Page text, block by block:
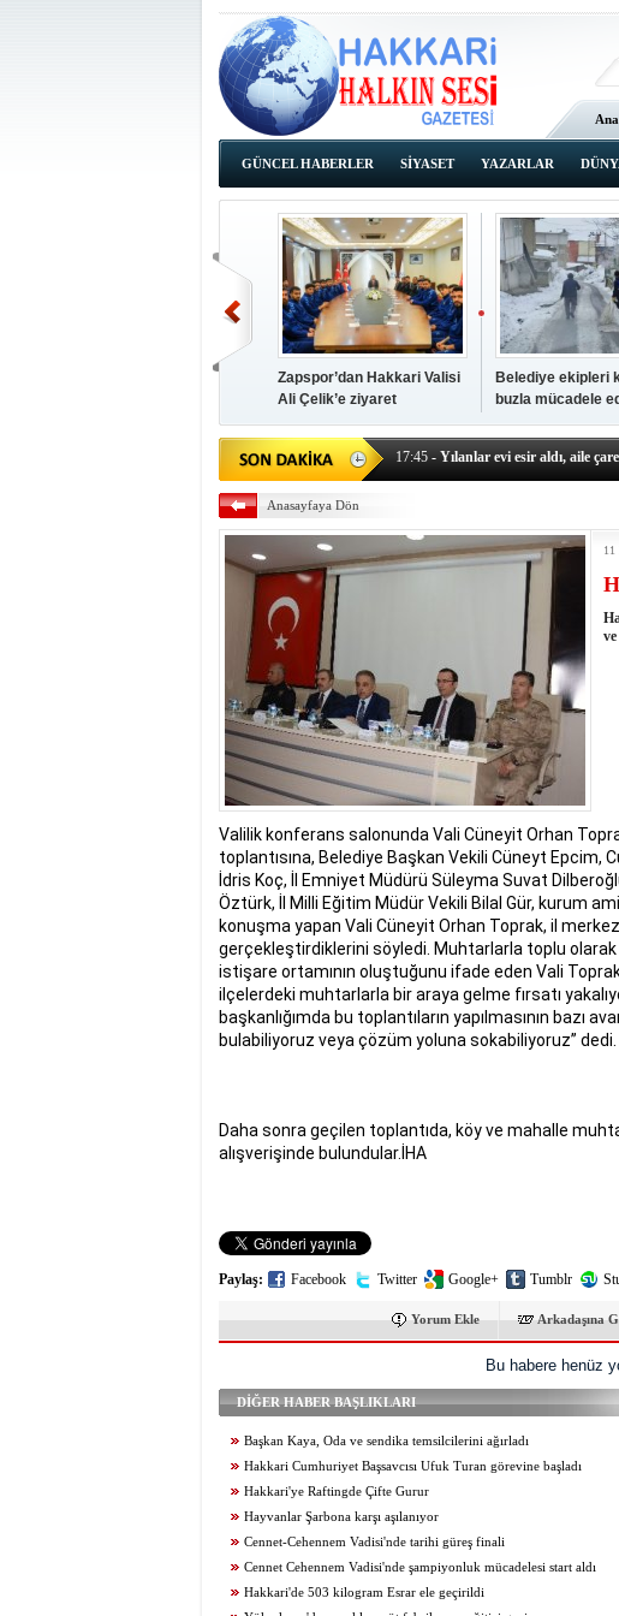
GÜNCEL HABERLER SİYASET YAZARLAR
Zapspor’dan Hakkari Valisi
Ali Çelik’e ziyaret
Belediye ekipleri
buzla mücadele
17:45 - Yılanlar evi esir aldı, aile
17:43- Hakkari Cumhuriyet
17:37- Başkan Büyüksu:
17:35- Hakkari'ye Raftingde Çifte
- Dağcı Yüksel Işık'ın izini
- Hayvanlar Şarbona karşı
- Hakkari'de yaz ortasında
- Cennet-Cehennem
19:19
- CHP Hakkari ve 26 il
19:17
- Cennet Cehennem
19:13- Bakan Yardımcısı Çelik,
19:10- Hakkari'de 503 kilogram
- Bakan Yardımcısı Ali Çelik
Anasayfaya Dön
11
Valilik konferans salonunda Vali Cüneyit Orhan
toplantısına, Belediye Başkan Vekili Cüneyt Epcim,
İdris Koç, İl Emniyet Müdürü Süleyma Suvat
Öztürk, İl Milli Eğitim Müdür Vekili Bilal Gür, kurum
konuşma yapan Vali Cüneyit Orhan Toprak, il
gerçekleştirdiklerini söyledi. Muhtarlarla toplu
istişare ortamının oluştuğunu ifade eden Vali
ilçelerdeki muhtarlarla bir araya gelme fırsatı
başkanlığımda bu toplantıların yapılmasının bazı
bulabiliyoruz veya çözüm yoluna sokabiliyoruz” dedi.
Daha sonra geçilen toplantıda, köy ve mahalle
alışverişinde bulundular.İHA
Paylaş: Facebook Twitter Google+ Tumblr
Yorum Ekle Arkadaşına
Bu habere henüz
DİĞER HABER BAŞLIKLARI
Başkan Kaya, Oda ve sendika temsilcilerini ağırladı
Hakkari Cumhuriyet Başsavcısı Ufuk Turan görevine başladı
Hakkari'ye Raftingde Çifte Gurur
Hayvanlar Şarbona karşı aşılanıyor
Cennet-Cehennem Vadisi'nde tarihi güreş finali
Cennet Cehennem Vadisi'nde şampiyonluk mücadelesi start aldı
Hakkari'de 503 kilogram Esrar ele geçirildi